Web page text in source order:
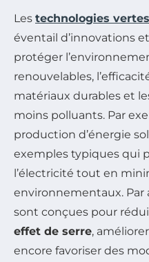
Les technologies vertes
éventail d’innovations
protéger
renouvelables,
matériaux durables et
moins polluants. Par
production d’énergie
exemples typiques qui
l’électricité tout en
environnementaux. Par
sont conçues pour
effet de serre,
encore favoriser des